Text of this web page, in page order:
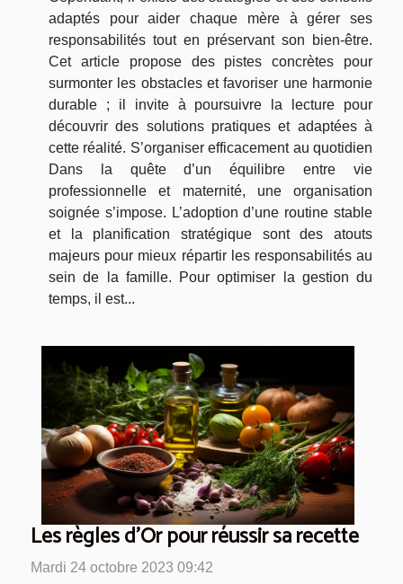
adaptés pour aider chaque mère à gérer ses
responsabilités tout en préservant son bien-être.
Cet article propose des pistes concrètes pour
surmonter les obstacles et favoriser une harmonie
durable ; il invite à poursuivre la lecture pour
découvrir des solutions pratiques et adaptées à
cette réalité. S’organiser efficacement au quotidien
Dans la quête d’un équilibre entre vie
professionnelle et maternité, une organisation
soignée s’impose. L’adoption d’une routine stable
et la planification stratégique sont des atouts
majeurs pour mieux répartir les responsabilités au
sein de la famille. Pour optimiser la gestion du
temps, il est...
Les règles d’Or pour réussir sa recette
Mardi 24 octobre 2023 09:42